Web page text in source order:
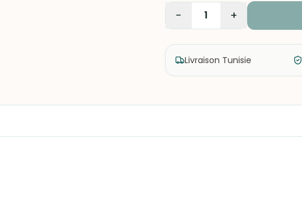
− 1 +
Livraison Tunisie